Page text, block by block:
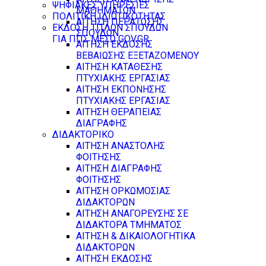
ΨΗΦΙΑΚΕΣ ΥΠΗΡΕΣΙΕΣ
ΠΟΛΙΤΙΚΗ ΙΔΙΩΤΙΚΟΤΗΤΑΣ
ΕΚΔΟΣΗ ΤΙΤΛΩΝ ΣΠΟΥΔΩΝ
ΓΙΑ ΠΠΣ ΜΕΣΩ GOV.GR
ΜΑΘΗΜΑΤΩΝ
ΑΙΤΗΣΗ ΠΕΡΑΤΩΣΗΣ
ΣΠΟΥΔΩΝ
ΑΙΤΗΣΗ ΕΚΔΟΣΗΣ
ΒΕΒΑΙΩΣΗΣ ΕΞΕΤΑΖΟΜΕΝΟΥ
ΑΙΤΗΣΗ ΚΑΤΑΘΕΣΗΣ
ΠΤΥΧΙΑΚΗΣ ΕΡΓΑΣΙΑΣ
ΑΙΤΗΣΗ ΕΚΠΟΝΗΣΗΣ
ΠΤΥΧΙΑΚΗΣ ΕΡΓΑΣΙΑΣ
ΑΙΤΗΣΗ ΘΕΡΑΠΕΙΑΣ
ΔΙΑΓΡΑΦΗΣ
ΔΙΔΑΚΤΟΡΙΚΟ
ΑΙΤΗΣΗ ΑΝΑΣΤΟΛΗΣ
ΦΟΙΤΗΣΗΣ
ΑΙΤΗΣΗ ΔΙΑΓΡΑΦΗΣ
ΦΟΙΤΗΣΗΣ
ΑΙΤΗΣΗ ΟΡΚΩΜΟΣΙΑΣ
ΔΙΔΑΚΤΟΡΩΝ
ΑΙΤΗΣΗ ΑΝΑΓΟΡΕΥΣΗΣ ΣΕ
ΔΙΔΑΚΤΟΡΑ ΤΜΗΜΑΤΟΣ
ΑΙΤΗΣΗ & ΔΙΚΑΙΟΛΟΓΗΤΙΚΑ
ΔΙΔΑΚΤΟΡΩΝ
ΑΙΤΗΣΗ ΕΚΔΟΣΗΣ